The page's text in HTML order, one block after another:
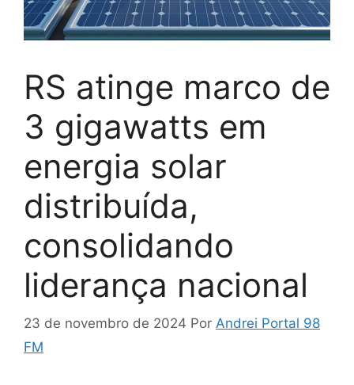
RS atinge marco de
3 gigawatts em
energia solar
distribuída,
consolidando
liderança nacional
23 de novembro de 2024 Por Andrei Portal 98
FM